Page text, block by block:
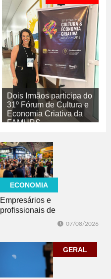
Dois Irmãos participa do
31º Fórum de Cultura e
Economia Criativa da
FAMURS
CULTURA
ECONOMIA
Empresários e
profissionais de
07/08/2026
GERAL